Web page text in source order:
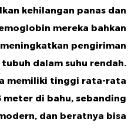
kehilangan panas dan
mereka bahkan
pengiriman
dalam suhu rendah.
memiliki tinggi rata-rata
meter di bahu, sebanding
dan beratnya bisa